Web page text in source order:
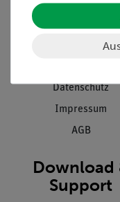
Datenschutz
Impressum
AGB
Download
Support